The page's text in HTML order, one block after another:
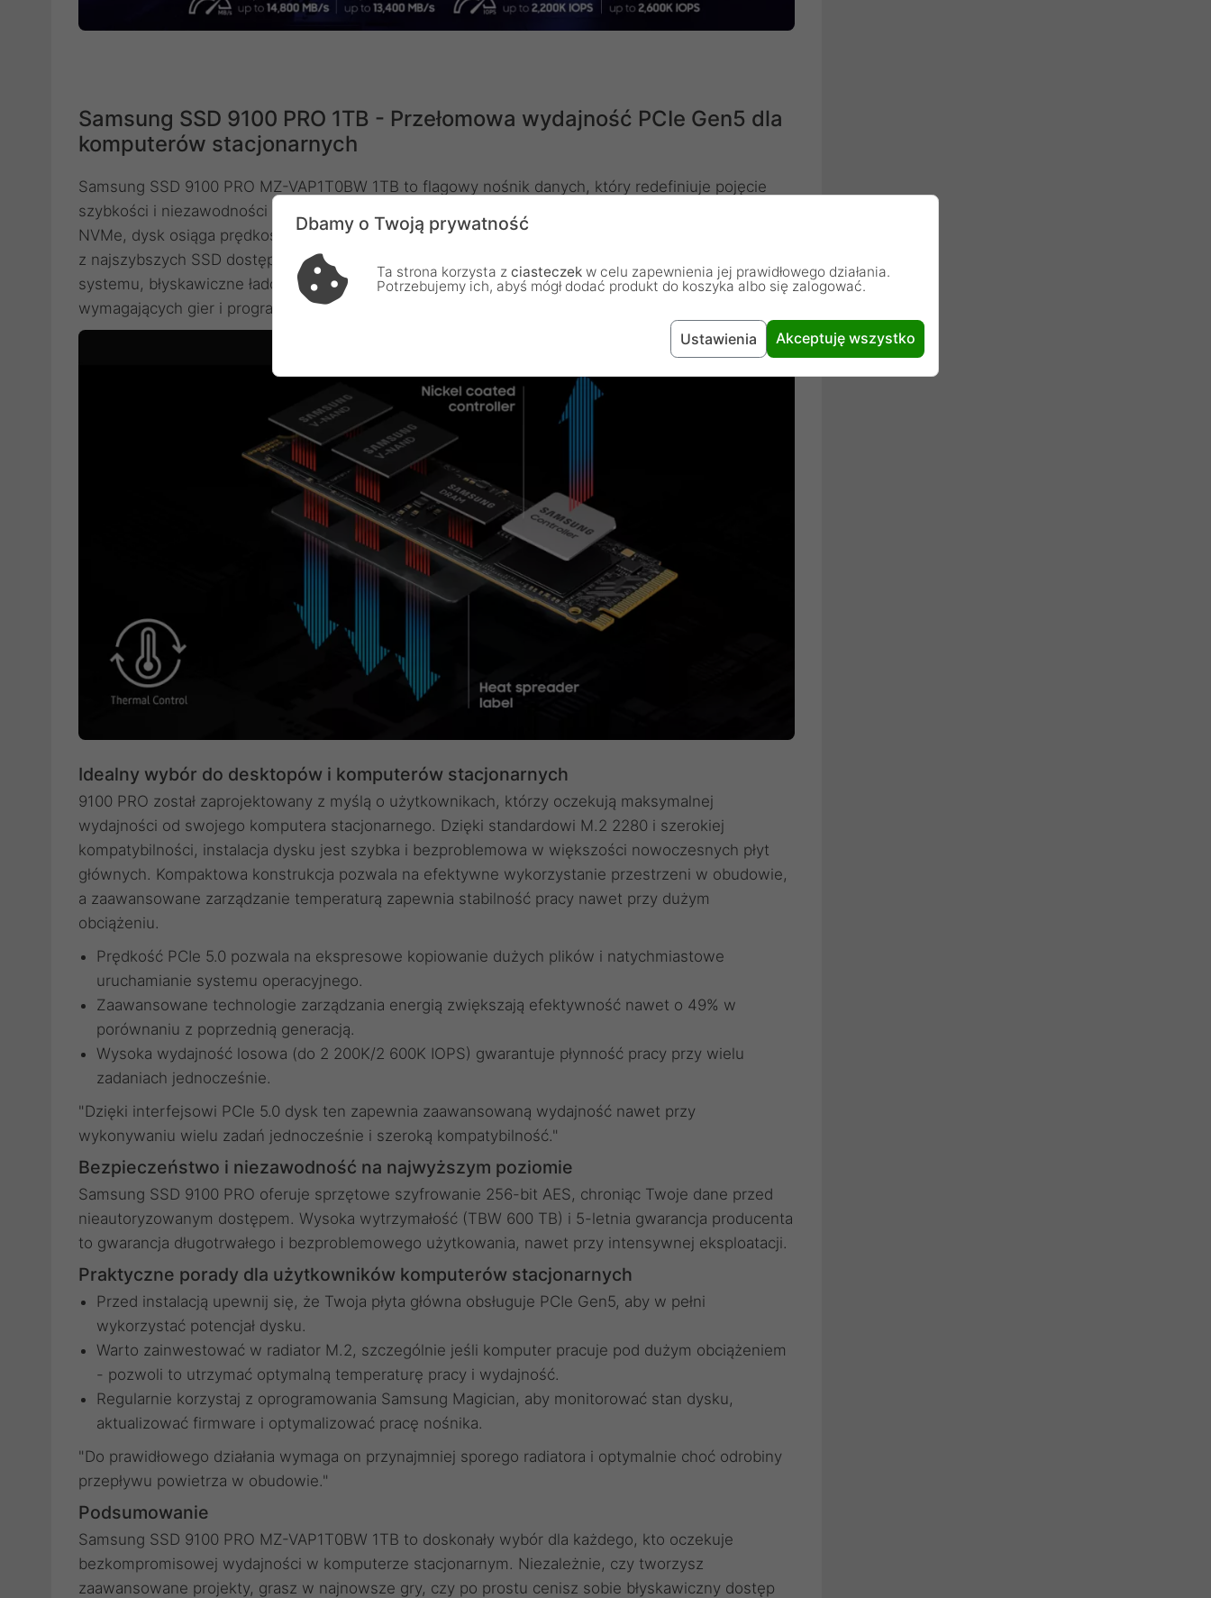
Samsung SSD 9100 PRO 1TB - Przełomowa wydajność PCIe Gen5 dla
komputerów stacjonarnych
Samsung SSD 9100 PRO MZ-VAP1T0BW 1TB to flagowy nośnik danych, który redefiniuje pojęcie
szybkości i niezawodności w komputerach stacjonarnych. Dzięki zastosowaniu interfejsu PCIe 5.0
NVMe, dysk osiąga prędkości odczytu do 14 700 MB/s i zapisu do 13 300 MB/s, co czyni go jednym
z najszybszych SSD dostępnych na rynku. Takie parametry gwarantują natychmiastową reakcję
systemu, błyskawiczne ładowanie plików i aplikacji oraz płynne działanie nawet najbardziej
wymagających gier i programów.
Idealny wybór do desktopów i komputerów stacjonarnych
9100 PRO został zaprojektowany z myślą o użytkownikach, którzy oczekują maksymalnej
wydajności od swojego komputera stacjonarnego. Dzięki standardowi M.2 2280 i szerokiej
kompatybilności, instalacja dysku jest szybka i bezproblemowa w większości nowoczesnych płyt
głównych. Kompaktowa konstrukcja pozwala na efektywne wykorzystanie przestrzeni w obudowie,
a zaawansowane zarządzanie temperaturą zapewnia stabilność pracy nawet przy dużym
obciążeniu.
Prędkość PCIe 5.0 pozwala na ekspresowe kopiowanie dużych plików i natychmiastowe
uruchamianie systemu operacyjnego.
Zaawansowane technologie zarządzania energią zwiększają efektywność nawet o 49% w
porównaniu z poprzednią generacją.
Wysoka wydajność losowa (do 2 200K/2 600K IOPS) gwarantuje płynność pracy przy wielu
zadaniach jednocześnie.
"Dzięki interfejsowi PCIe 5.0 dysk ten zapewnia zaawansowaną wydajność nawet przy
wykonywaniu wielu zadań jednocześnie i szeroką kompatybilność."
Bezpieczeństwo i niezawodność na najwyższym poziomie
Samsung SSD 9100 PRO oferuje sprzętowe szyfrowanie 256-bit AES, chroniąc Twoje dane przed
nieautoryzowanym dostępem. Wysoka wytrzymałość (TBW 600 TB) i 5-letnia gwarancja producenta
to gwarancja długotrwałego i bezproblemowego użytkowania, nawet przy intensywnej eksploatacji.
Praktyczne porady dla użytkowników komputerów stacjonarnych
Przed instalacją upewnij się, że Twoja płyta główna obsługuje PCIe Gen5, aby w pełni
wykorzystać potencjał dysku.
Warto zainwestować w radiator M.2, szczególnie jeśli komputer pracuje pod dużym obciążeniem
- pozwoli to utrzymać optymalną temperaturę pracy i wydajność.
Regularnie korzystaj z oprogramowania Samsung Magician, aby monitorować stan dysku,
aktualizować firmware i optymalizować pracę nośnika.
"Do prawidłowego działania wymaga on przynajmniej sporego radiatora i optymalnie choć odrobiny
przepływu powietrza w obudowie."
Podsumowanie
Samsung SSD 9100 PRO MZ-VAP1T0BW 1TB to doskonały wybór dla każdego, kto oczekuje
bezkompromisowej wydajności w komputerze stacjonarnym. Niezależnie, czy tworzysz
zaawansowane projekty, grasz w najnowsze gry, czy po prostu cenisz sobie błyskawiczny dostęp
Dbamy o Twoją prywatność
Ta strona korzysta z ciasteczek w celu zapewnienia jej prawidłowego działania.
Potrzebujemy ich, abyś mógł dodać produkt do koszyka albo się zalogować.
Ustawienia Akceptuję wszystko